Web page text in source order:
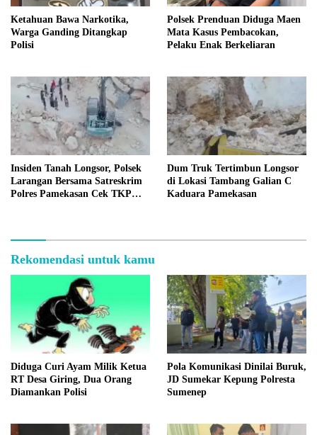
Ketahuan Bawa Narkotika,
Warga Ganding Ditangkap
Polisi
Polsek Prenduan Diduga Maen
Mata Kasus Pembacokan,
Pelaku Enak Berkeliaran
Insiden Tanah Longsor, Polsek
Larangan Bersama Satreskrim
Polres Pamekasan Cek TKP
Dum Truk Tertimbun Longsor
di Lokasi Tambang Galian C
Kaduara Pamekasan
Rekomendasi untuk kamu
Diduga Curi Ayam Milik Ketua
RT Desa Giring, Dua Orang
Diamankan Polisi
Pola Komunikasi Dinilai Buruk,
JD Sumekar Kepung Polresta
Sumenep